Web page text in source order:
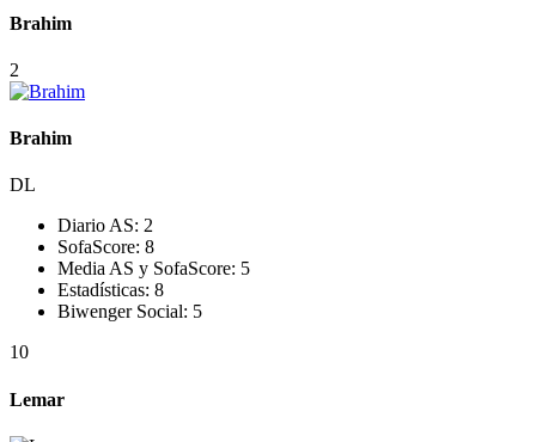
Brahim
2
Brahim
DL
Diario AS: 2
SofaScore: 8
Media AS y SofaScore: 5
Estadísticas: 8
Biwenger Social: 5
10
Lemar